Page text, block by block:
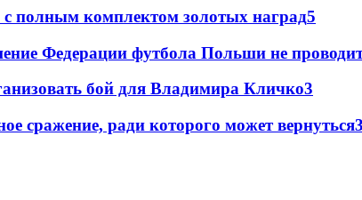
полным комплектом золотых наград5
Федерации футбола Польши не
бой для Владимира Кличко3
сражение, ради которого может вернуться3